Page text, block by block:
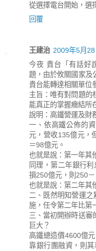
從選擇電台開始，選
回覆
王建治 2009年5月
今夜 貴台「有話好
題，由於攸關國家及
貴台能轉達相關單位
主旨：唯有對問題的
能真正的掌握癥結所
說明：高鐵營運及財
一、依高鐵公佈的
元，營收135億元，
＝98億元。
也就是說：第一年其
同理，第二年銀行
損250億元，則250
也就是說：第二年其
二、既然明知營運
施，任令第二年比第
三、當初開辦時送審
巨大？
高鐵總造價4600億
靠銀行團融資，則